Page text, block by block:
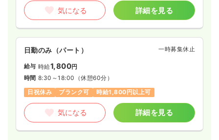
気になる 詳細を見る
日勤のみ（パート） 一時募集休止
給与 時給1,800円
時間 8:30～18:00 （休憩60分）
日祝休み
ブランク可 時給1,800円以上可
気になる 詳細を見る